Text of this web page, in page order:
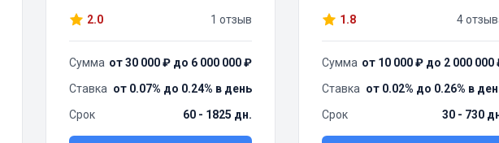
2.0 1 отзыв
Сумма от 30 000 ₽ до 6 000 000 ₽
Ставка от 0.07% до 0.24% в день
Срок
60 - 1825 дн.
1.8 4
Сумма от 10 000 ₽ до 2 000 000
Ставка от 0.02% до 0.26% в
Срок
30 - 730